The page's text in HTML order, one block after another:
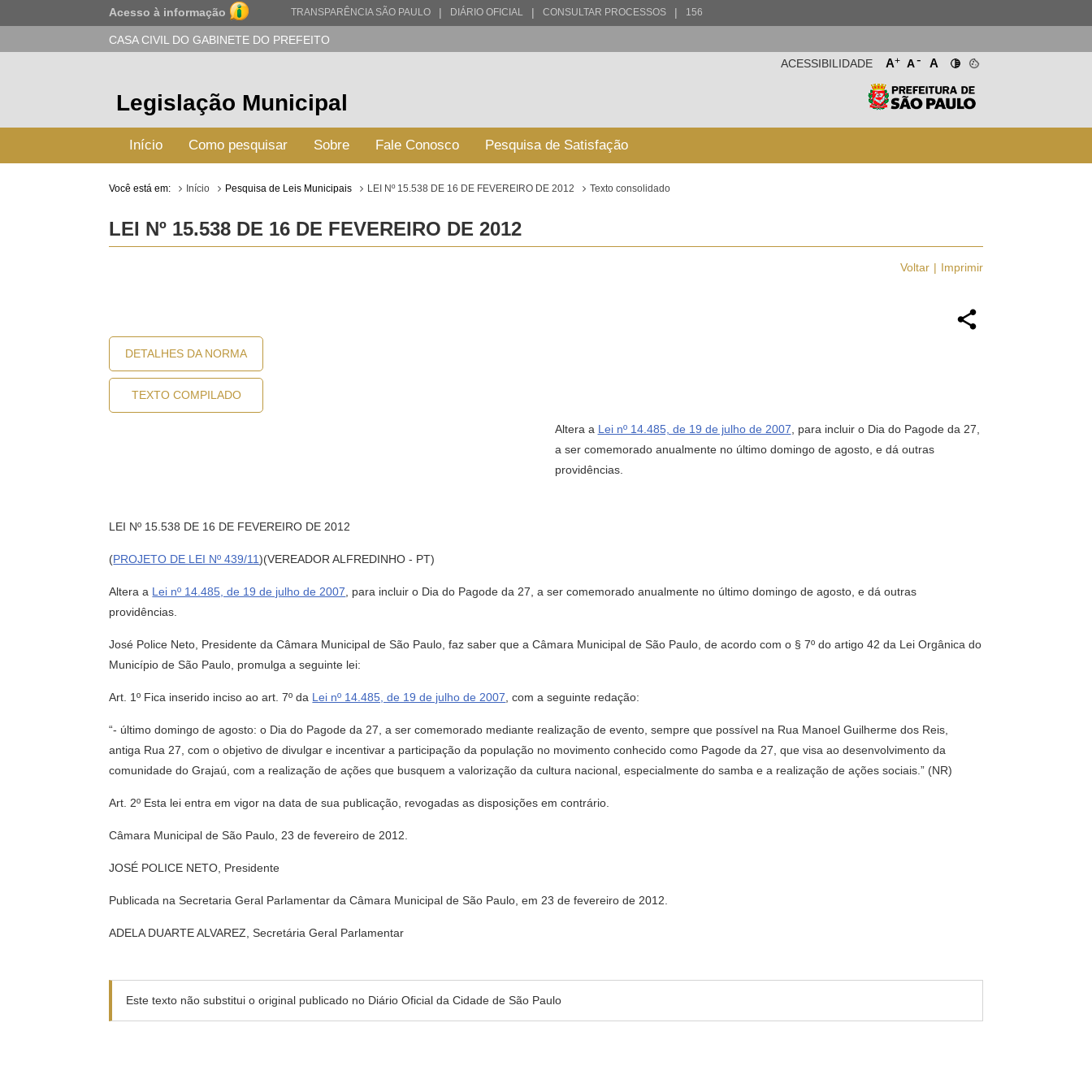
Acesso à informação TRANSPARÊNCIA SÃO PAULO | DIÁRIO OFICIAL | CONSULTAR PROCESSOS | 156
CASA CIVIL DO GABINETE DO PREFEITO
A+ A- A
ACESSIBILIDADE
Legislação Municipal
Início Como pesquisar Sobre Fale Conosco Pesquisa de Satisfação
Você está em: Início Pesquisa de Leis Municipais LEI Nº 15.538 DE 16 DE FEVEREIRO DE 2012 Texto consolidado
LEI Nº 15.538 DE 16 DE FEVEREIRO DE 2012
Voltar Imprimir
DETALHES DA NORMA
TEXTO COMPILADO
Altera a Lei nº 14.485, de 19 de julho de 2007 , para incluir o Dia do Pagode da 27,
a ser comemorado anualmente no último domingo de agosto, e dá outras
providências.
LEI Nº 15.538 DE 16 DE FEVEREIRO DE 2012
(PROJETO DE LEI Nº 439/11)(VEREADOR ALFREDINHO - PT)
Altera a Lei nº 14.485, de 19 de julho de 2007 , para incluir o Dia do Pagode da 27, a ser comemorado anualmente no último domingo de agosto, e dá outras
providências.
José Police Neto, Presidente da Câmara Municipal de São Paulo, faz saber que a Câmara Municipal de São Paulo, de acordo com o § 7º do artigo 42 da Lei Orgânica do
Município de São Paulo, promulga a seguinte lei:
Art. 1º Fica inserido inciso ao art. 7º da Lei nº 14.485, de 19 de julho de 2007 , com a seguinte redação:
“- último domingo de agosto: o Dia do Pagode da 27, a ser comemorado mediante realização de evento, sempre que possível na Rua Manoel Guilherme dos Reis,
antiga Rua 27, com o objetivo de divulgar e incentivar a participação da população no movimento conhecido como Pagode da 27, que visa ao desenvolvimento da
comunidade do Grajaú, com a realização de ações que busquem a valorização da cultura nacional, especialmente do samba e a realização de ações sociais.” (NR)
Art. 2º Esta lei entra em vigor na data de sua publicação, revogadas as disposições em contrário.
Câmara Municipal de São Paulo, 23 de fevereiro de 2012.
JOSÉ POLICE NETO, Presidente
Publicada na Secretaria Geral Parlamentar da Câmara Municipal de São Paulo, em 23 de fevereiro de 2012.
ADELA DUARTE ALVAREZ, Secretária Geral Parlamentar
Este texto não substitui o original publicado no Diário Oficial da Cidade de São Paulo